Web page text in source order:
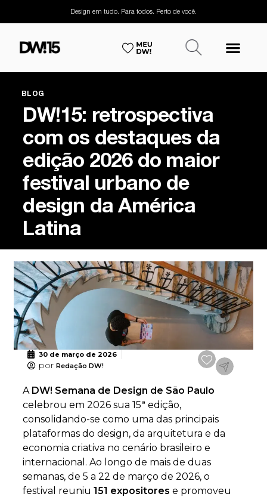
Design em tudo. Para todos. Perto de você.
BLOG
DW!15: retrospectiva
com os destaques da
edição 2026 do maior
festival urbano de
design da América
Latina
30 de março de 2026
por Redação DW!
A DW! Semana de Design de São Paulo
celebrou em 2026 sua 15ª edição,
consolidando-se como uma das principais
plataformas do design, da arquitetura e da
economia criativa no cenário brasileiro e
internacional. Ao longo de mais de duas
semanas, de 5 a 22 de março de 2026, o
festival reuniu151 expositores e promoveu